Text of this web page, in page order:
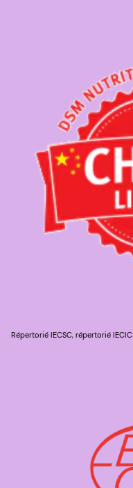
Répertorié IECSC, répertorié IECIC